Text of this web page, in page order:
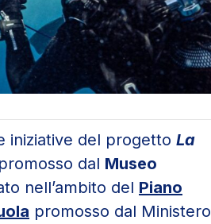
iniziative del progetto La
dal Museo
nell’ambito del Piano
promosso dal Ministero